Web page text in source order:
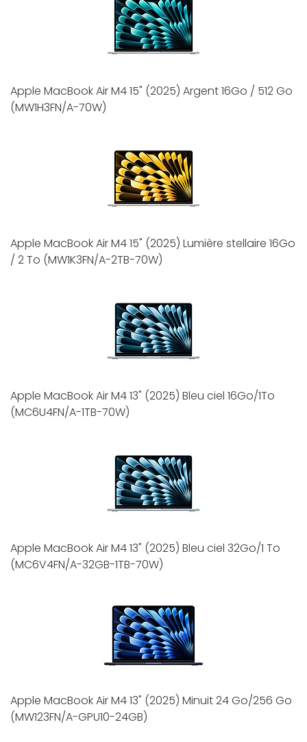
Apple MacBook Air M4 15" (2025) Argent 16Go / 512 Go
(MW1H3FN/A-70W)
Apple MacBook Air M4 15" (2025) Lumière stellaire 16Go
/ 2 To (MW1K3FN/A-2TB-70W)
Apple MacBook Air M4 13" (2025) Bleu ciel 16Go/1To
(MC6U4FN/A-1TB-70W)
Apple MacBook Air M4 13" (2025) Bleu ciel 32Go/1 To
(MC6V4FN/A-32GB-1TB-70W)
Apple MacBook Air M4 13" (2025) Minuit 24 Go/256 Go
(MW123FN/A-GPU10-24GB)